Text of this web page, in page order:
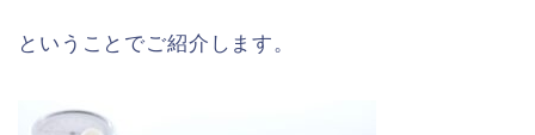
ということでご紹介します。